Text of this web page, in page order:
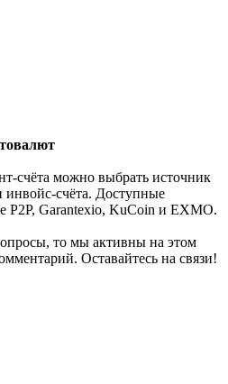
счёта можно выбрать источник
инвойс-счёта. Доступные
P2P, Garantexio, KuCoin и EXMO.
то мы активны на этом
Оставайтесь на связи!